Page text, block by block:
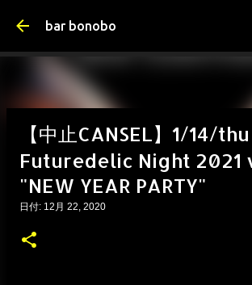
スキップしてメイン コンテン
bar bonobo
【中止CANSEL】1/14/
Futuredelic Night 2021
"NEW YEAR PARTY"
日付: 12月 22, 2020